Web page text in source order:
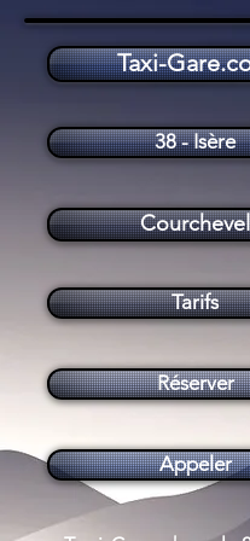
Tarifs
Taxi Courchevel (73120)
Courchevel
Taxi-
Réserver
Appeler
38 - Isère